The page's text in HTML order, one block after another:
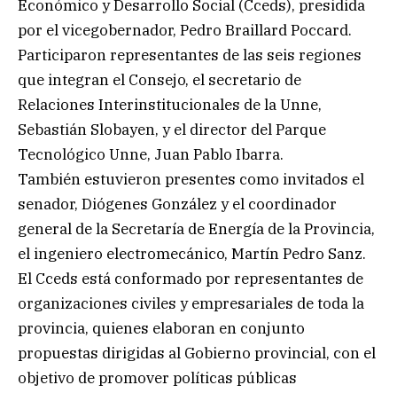
Económico y Desarrollo Social (Cceds), presidida
por el vicegobernador, Pedro Braillard Poccard.
Participaron representantes de las seis regiones
que integran el Consejo, el secretario de
Relaciones Interinstitucionales de la Unne,
Sebastián Slobayen, y el director del Parque
Tecnológico Unne, Juan Pablo Ibarra.
También estuvieron presentes como invitados el
senador, Diógenes González y el coordinador
general de la Secretaría de Energía de la Provincia,
el ingeniero electromecánico, Martín Pedro Sanz.
El Cceds está conformado por representantes de
organizaciones civiles y empresariales de toda la
provincia, quienes elaboran en conjunto
propuestas dirigidas al Gobierno provincial, con el
objetivo de promover políticas públicas